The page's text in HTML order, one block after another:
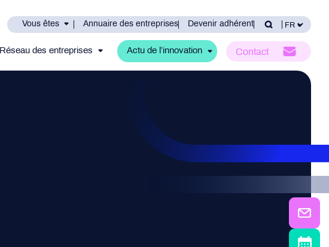
Vous êtes Annuaire des entreprises Devenir adhérent
Réseau des entreprises Actu de l’innovation Contact